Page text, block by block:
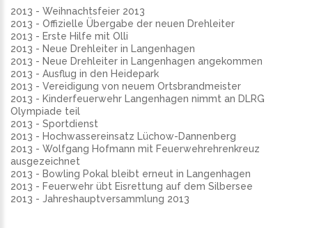
2013 - Weihnachtsfeier 2013
2013 - Offizielle Übergabe der neuen Drehleiter
2013 - Erste Hilfe mit Olli
2013 - Neue Drehleiter in Langenhagen
2013 - Neue Drehleiter in Langenhagen angekommen
2013 - Ausflug in den Heidepark
2013 - Vereidigung von neuem Ortsbrandmeister
2013 - Kinderfeuerwehr Langenhagen nimmt an DLRG
Olympiade teil
2013 - Sportdienst
2013 - Hochwassereinsatz Lüchow-Dannenberg
2013 - Wolfgang Hofmann mit Feuerwehrehrenkreuz
ausgezeichnet
2013 - Bowling Pokal bleibt erneut in Langenhagen
2013 - Feuerwehr übt Eisrettung auf dem Silbersee
2013 - Jahreshauptversammlung 2013